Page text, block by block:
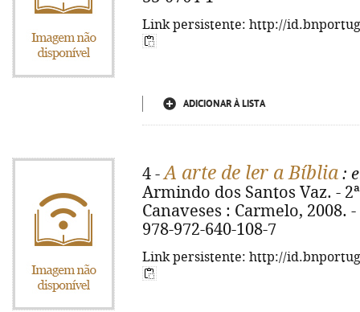
Link persistente: http://
ADICIONAR À LISTA
4 -A arte de ler a Bíblia :
Armindo dos Santos Vaz. -
Canaveses : Carmelo, 2008.
978-972-640-108-7
Link persistente: http://